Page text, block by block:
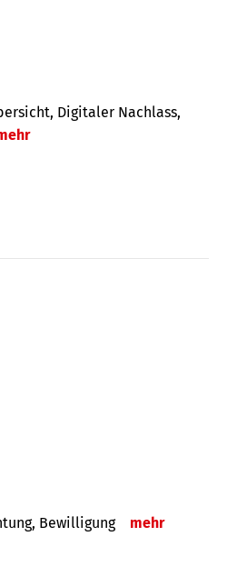
Digitaler Nach­lass,
Bewilligung mehr